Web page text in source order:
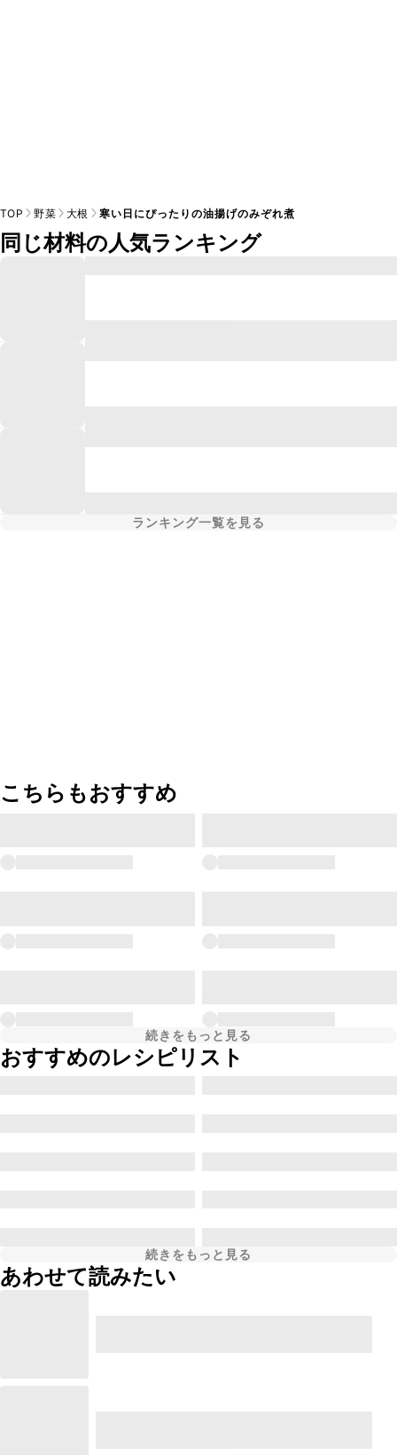
TOP 野菜 大根 寒い日にぴったりの油揚げのみぞれ煮
同じ材料の人気ランキング
ランキング一覧を見る
こちらもおすすめ
続きをもっと見る
おすすめのレシピリスト
続きをもっと見る
あわせて読みたい